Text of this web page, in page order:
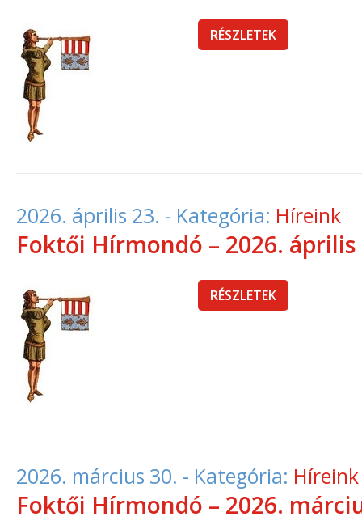
RÉSZLETEK
2026. április 23. - Kategória: Híreink
Foktői Hírmondó – 2026. április
RÉSZLETEK
2026. március 30. - Kategória: Híreink
Foktői Hírmondó – 2026.